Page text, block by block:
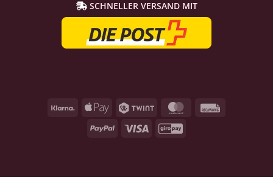
SCHNELLER VERSAND MIT
Klarna
Apple
Twint MasterCard
PayPal
Visum GiroPay